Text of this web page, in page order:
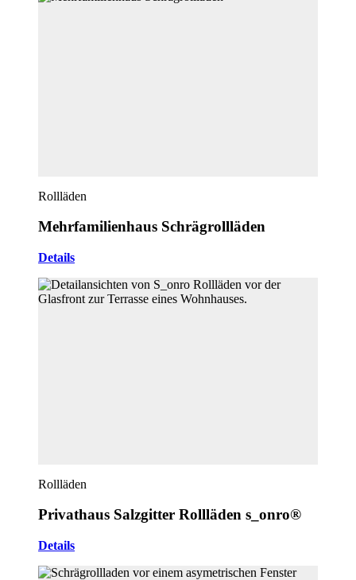
Rollläden
Mehrfamilienhaus Schrägrollläden
Details
Rollläden
Privathaus Salzgitter Rollläden s_onro®
Details